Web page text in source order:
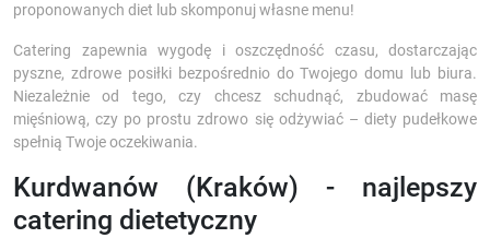
proponowanych diet lub skomponuj własne menu!
Catering zapewnia wygodę i oszczędność czasu, dostarczając
pyszne, zdrowe posiłki bezpośrednio do Twojego domu lub biura.
Niezależnie od tego, czy chcesz schudnąć, zbudować masę
mięśniową, czy po prostu zdrowo się odżywiać – diety pudełkowe
spełnią Twoje oczekiwania.
Kurdwanów (Kraków) - najlepszy
catering dietetyczny